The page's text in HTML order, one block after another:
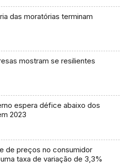
das moratórias terminam
mostram se resilientes
espera défice abaixo dos
2023
de preços no consumidor
taxa de variação de 3,3%